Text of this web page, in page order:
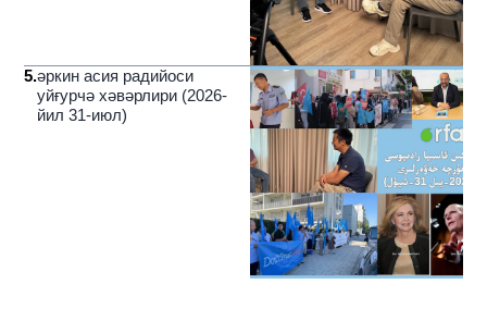
5.әркин асия радийоси
уйғурчә хәвәрлири (2026-
йил 31-июл)